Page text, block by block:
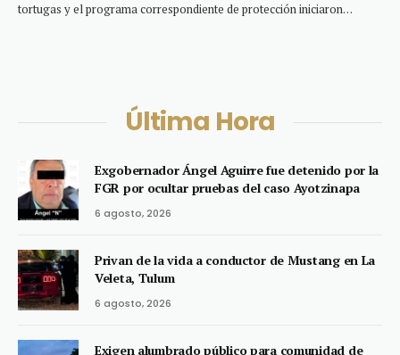
tortugas y el programa correspondiente de protección iniciaron…
Última Hora
Exgobernador Ángel Aguirre fue detenido por la
FGR por ocultar pruebas del caso Ayotzinapa
6 agosto, 2026
Privan de la vida a conductor de Mustang en La
Veleta, Tulum
6 agosto, 2026
Exigen alumbrado público para comunidad de